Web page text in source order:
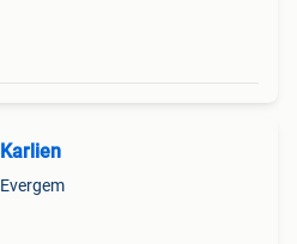
Karlien
Evergem